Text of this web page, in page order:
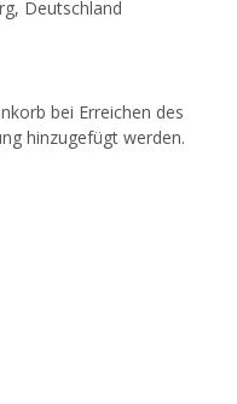
Deutschland
bei Erreichen des
hinzugefügt werden.